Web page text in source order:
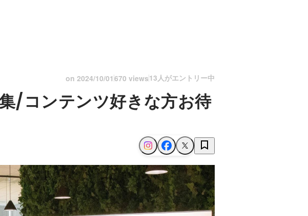
on 2024/10/01 670 views13人がエントリー中
/コンテンツ好きな方お待